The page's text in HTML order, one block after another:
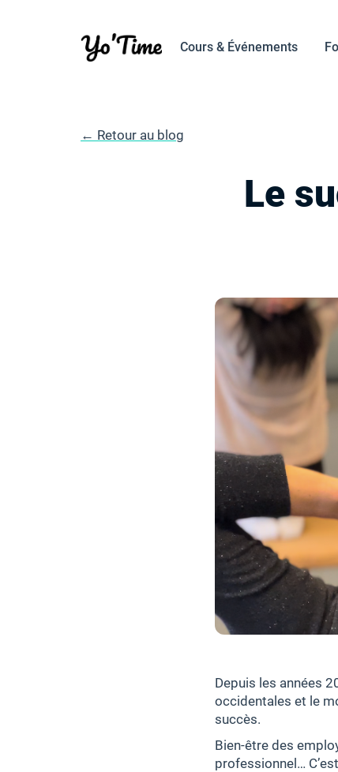
Cours & Événements
← Retour au blog
Le
Depuis les années
occidentales et le
succès.
Bien-être des
professionnel…